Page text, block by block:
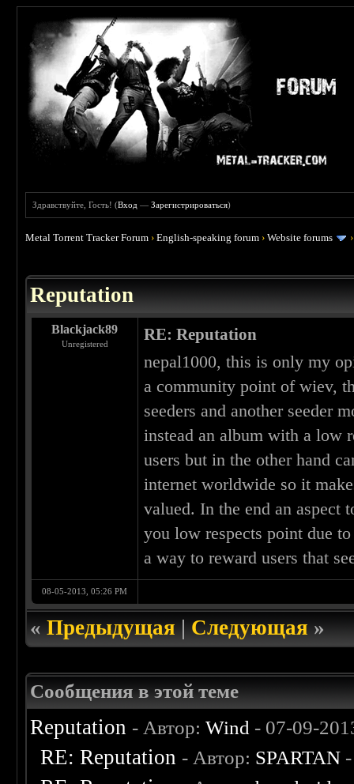
Здравствуйте, Гость! (Вход —Зарегистрироваться)
Metal Torrent Tracker Forum ›English-speaking forum ›Website forums
Reputation
Blackjack89
Unregistered
RE: Reputation
nepal1000, this is only my
a community point of wiev,
seeders and another seeder
instead an album with a low
users but in the other hand
internet worldwide so it
valued. In the end an aspect
you low respects point due
a way to reward users that
08-05-2013, 05:26 PM
«Предыдущая|Следующая»
Сообщения в этой теме
Reputation - Автор:Wind - 07-09-
RE: Reputation - Автор: SPARTAN